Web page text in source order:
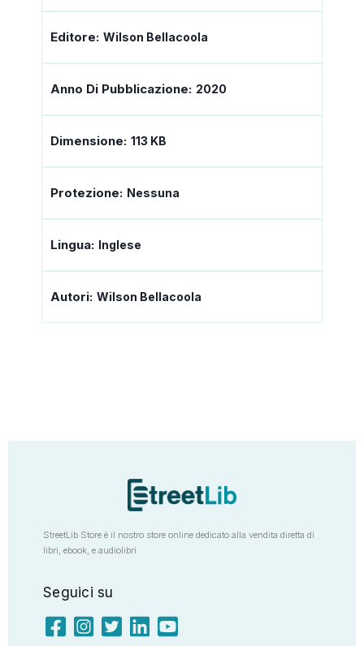
Editore: Wilson Bellacoola
Anno Di Pubblicazione: 2020
Dimensione: 113 KB
Protezione: Nessuna
Lingua: Inglese
Autori: Wilson Bellacoola
StreetLib Store è il nostro store online dedicato alla vendita diretta di
libri, ebook, e audiolibri
Seguici su